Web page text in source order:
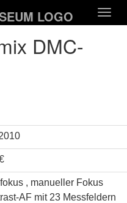
DMC-
, manueller Fokus
AF mit 23 Messfeldern